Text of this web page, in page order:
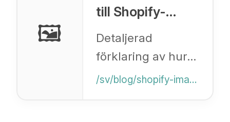
🖼️
till Shopify-
bildhosting
Detaljerad
förklaring av hur
bilder i artiklar
/sv/blog/shopify-image-hosting